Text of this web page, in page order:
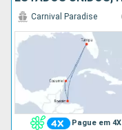
Pague em 4X
Carnival Paradise